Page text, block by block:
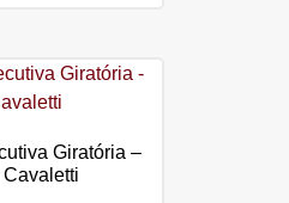
Giratória –
Cavaletti